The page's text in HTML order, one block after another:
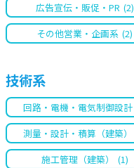
広告宣伝・販促・PR (2)
その他営業・企画系 (2)
技術系
回路・電機・電気制御設計
測量・設計・積算（建築）
施工管理（建築）
(1)